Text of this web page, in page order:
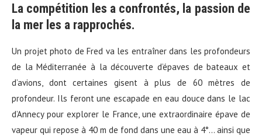
La compétition les a confrontés, la passion de
la mer les a rapprochés.
Un projet photo de Fred va les entraîner dans les profondeurs
de la Méditerranée à la découverte d’épaves de bateaux et
d’avions, dont certaines gisent à plus de 60 mètres de
profondeur. Ils feront une escapade en eau douce dans le lac
d’Annecy pour explorer le France, une extraordinaire épave de
vapeur qui repose à 40 m de fond dans une eau à 4°… ainsi que